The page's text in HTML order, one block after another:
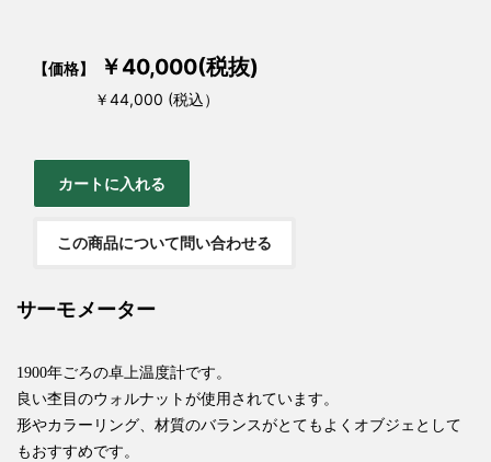
【価格】 ￥40,000(税抜)
￥44,000 (税込）
この商品について問い合わせる
サーモメーター
1900年ごろの卓上温度計です。
良い杢目のウォルナットが使用されています。
形やカラーリング、材質のバランスがとてもよくオブジェとして
もおすすめです。